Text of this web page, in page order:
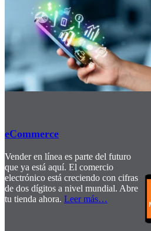
eCommerce
Vender en línea es parte del futuro
que ya está aquí. El comercio
electrónico está creciendo con cifras
de dos dígitos a nivel mundial. Abre
tu tienda ahora. Leer más…